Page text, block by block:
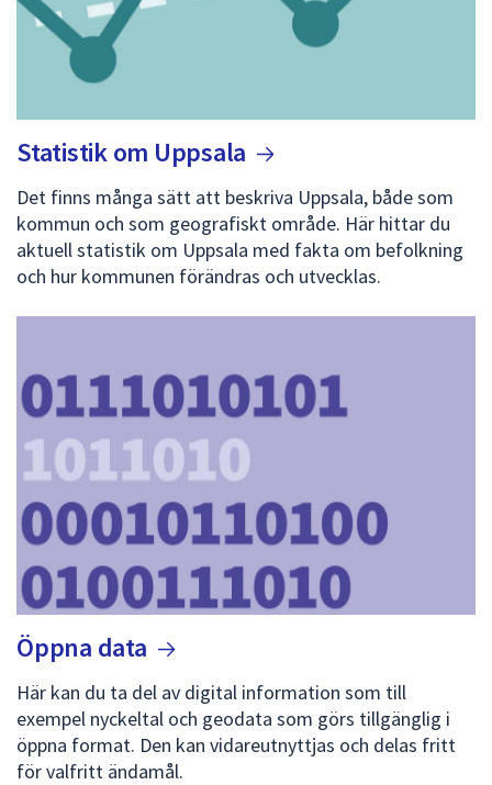
Statistik om Uppsala
Det finns många sätt att beskriva Uppsala, både som
kommun och som geografiskt område. Här hittar du
aktuell statistik om Uppsala med fakta om befolkning
och hur kommunen förändras och utvecklas.
Öppna data
Här kan du ta del av digital information som till
exempel nyckeltal och geodata som görs tillgänglig i
öppna format. Den kan vidareutnyttjas och delas fritt
för valfritt ändamål.